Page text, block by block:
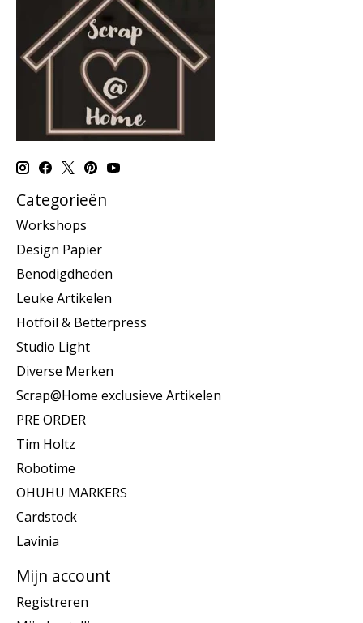
Categorieën
Workshops
Design Papier
Benodigdheden
Leuke Artikelen
Hotfoil & Betterpress
Studio Light
Diverse Merken
Scrap@Home exclusieve Artikelen
PRE ORDER
Tim Holtz
Robotime
OHUHU MARKERS
Cardstock
Lavinia
Mijn account
Registreren